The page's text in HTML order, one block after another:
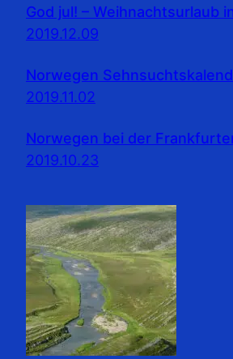
God jul! – Weihnachtsurlaub
2019.12.09
Norwegen
2019.11.02
Norwegen bei der
2019.10.23